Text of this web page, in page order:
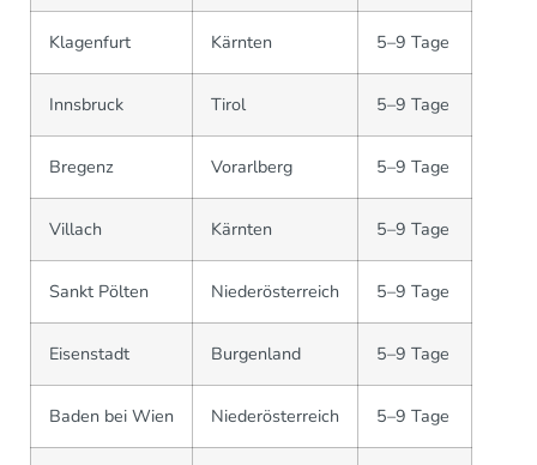
Klagenfurt Kärnten 5–9 Tage
Innsbruck Tirol 5–9 Tage
Bregenz Vorarlberg 5–9 Tage
Villach Kärnten 5–9 Tage
Sankt Pölten Niederösterreich 5–9 Tage
Eisenstadt Burgenland 5–9 Tage
Baden bei Wien Niederösterreich 5–9 Tage